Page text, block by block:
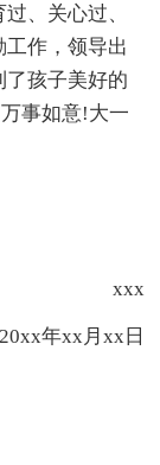
、关心过、
作，领导出
了孩子美好的
事如意!大一
xxx
年xx月xx日